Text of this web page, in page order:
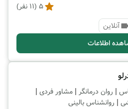
5
(
11 نفر)
آنلاین
اطلاعات
| روان درمانگر | مشاور فردی |
| روانشناس بالینی